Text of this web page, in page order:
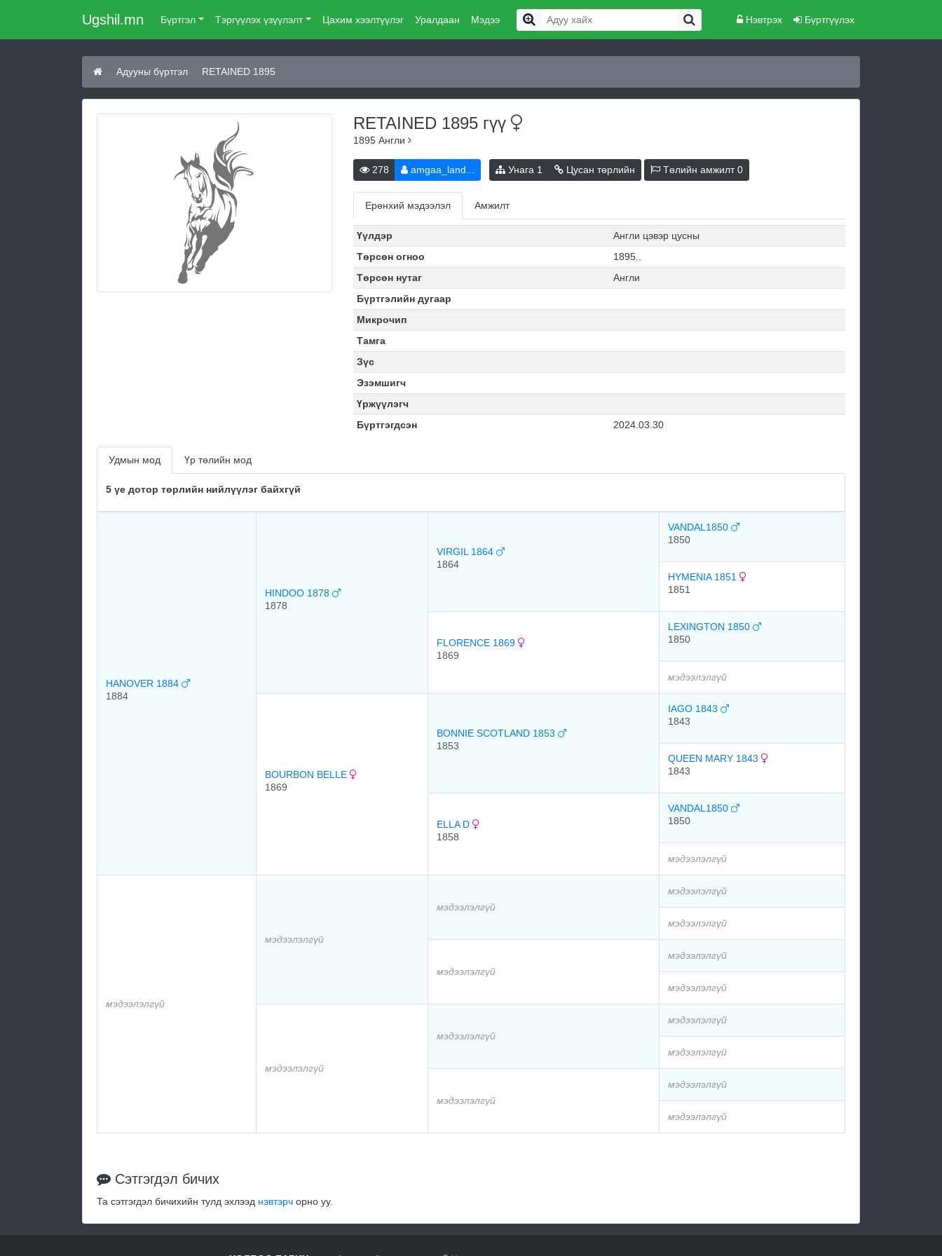
Ugshil.mn Бүртгэл Тэргүүлэх үзүүлэлт Цахим хээлтүүлэг Уралдаан Мэдээ Нэвтрэх Бүртгүүлэх
Адууны бүртгэл RETAINED 1895
RETAINED 1895 гүү
1895 Англи
278 amgaa_land... Унага 1 Цусан төрлийн Төлийн амжилт0
Ерөнхий мэдээлэл Амжилт
Үүлдэр
Англи цэвэр цусны
Төрсөн огноо
1895..
Төрсөн нутаг
Англи
Бүртгэлийн дугаар
Микрочип
Тамга
Зүс
Эзэмшигч
Үржүүлэгч
Бүртгэгдсэн
2024.03.30
Удмын мод Үр төлийн мод
5 үе дотор төрлийн нийлүүлэг байхгүй
HANOVER 1884
1884
HINDOO 1878
1878
VIRGIL 1864
1864
VANDAL1850
1850
HYMENIA 1851
1851
FLORENCE 1869
1869
LEXINGTON 1850
1850
мэдээлэлгүй
BOURBON BELLE
1869
BONNIE SCOTLAND 1853
1853
IAGO 1843
1843
QUEEN MARY 1843
1843
ELLA D
1858
VANDAL1850
1850
мэдээлэлгүй
мэдээлэлгүй
мэдээлэлгүй
мэдээлэлгүй
мэдээлэлгүй
мэдээлэлгүй
мэдээлэлгүй
мэдээлэлгүй
мэдээлэлгүй
мэдээлэлгүй
мэдээлэлгүй
мэдээлэлгүй
мэдээлэлгүй
мэдээлэлгүй
мэдээлэлгүй
мэдээлэлгүй
Сэтгэгдэл бичих
Та сэтгэгдэл бичихийн тулд эхлээд нэвтэрч орно уу.